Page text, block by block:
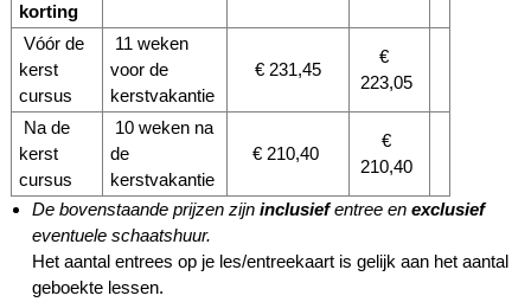
korting
Vóór de
kerst
cursus
11 weken
voor de
kerstvakantie
€ 231,45
€
223,05
Na de
kerst
cursus
10 weken na
de
kerstvakantie
€ 210,40
€
210,40
De bovenstaande prijzen zijn inclusiefentree en exclusief
eventuele schaatshuur.
Het aantal entrees op je les/entreekaart is gelijk aan het aantal
geboekte lessen.